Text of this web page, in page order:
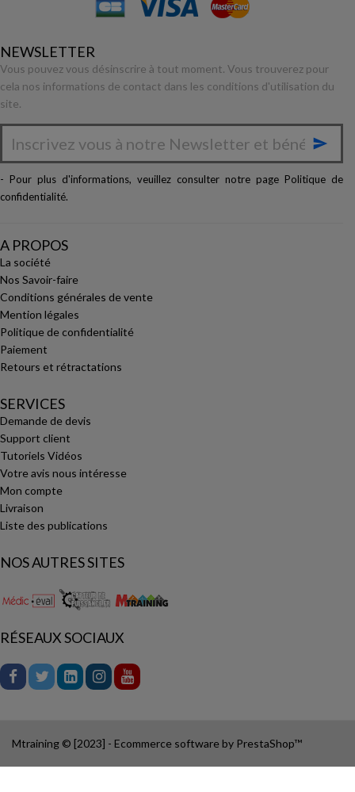
NEWSLETTER
Vous pouvez vous désinscrire à tout moment. Vous trouverez pour
cela nos informations de contact dans les conditions d'utilisation du
site.

- Pour plus d'informations, veuillez consulter notre page Politique de
confidentialité.
A PROPOS
La société
Nos Savoir-faire
Conditions générales de vente
Mention légales
Politique de confidentialité
Paiement
Retours et rétractations
SERVICES
Demande de devis
Support client
Tutoriels Vidéos
Votre avis nous intéresse
Mon compte
Livraison
Liste des publications
NOS AUTRES SITES
RÉSEAUX SOCIAUX
Mtraining © [2023] - Ecommerce software by PrestaShop™